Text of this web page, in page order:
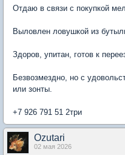
Отдаю в связи с покупкой
Выловлен ловушкой из
Здоров, упитан, готов к
Безвозмездно, но с
или зонты.
+7 926 791 51 2три
Ozutari
02 мая 2026